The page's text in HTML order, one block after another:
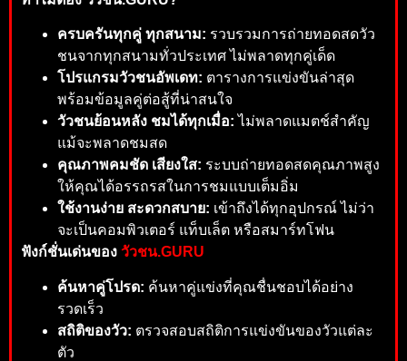
ครบครันทุกคู่ ทุกสนาม: รวบรวมการถ่ายทอดสดวัว
ชนจากทุกสนามทั่วประเทศ ไม่พลาดทุกคู่เด็ด
โปรแกรมวัวชนอัพเดท: ตารางการแข่งขันล่าสุด
พร้อมข้อมูลคู่ต่อสู้ที่น่าสนใจ
วัวชนย้อนหลัง ชมได้ทุกเมื่อ: ไม่พลาดแมตช์สำคัญ
แม้จะพลาดชมสด
คุณภาพคมชัด เสียงใส: ระบบถ่ายทอดสดคุณภาพสูง
ให้คุณได้อรรถรสในการชมแบบเต็มอิ่ม
ใช้งานง่าย สะดวกสบาย: เข้าถึงได้ทุกอุปกรณ์ ไม่ว่า
จะเป็นคอมพิวเตอร์ แท็บเล็ต หรือสมาร์ทโฟน
ฟังก์ชั่นเด่นของ วัวชน.GURU
ค้นหาคู่โปรด: ค้นหาคู่แข่งที่คุณชื่นชอบได้อย่าง
รวดเร็ว
สถิติของวัว: ตรวจสอบสถิติการแข่งขันของวัวแต่ละ
ตัว